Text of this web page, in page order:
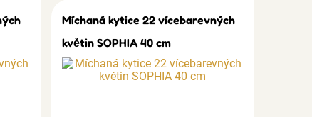
Míchaná kytice 22 vícebarevných
květin SOPHIA 40 cm